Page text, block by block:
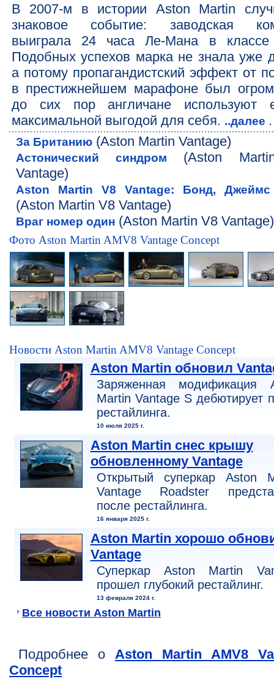
В 2007-м в истории Aston Martin
знаковое событие: заводская
выиграла 24 часа Ле-Мана в классе
Подобных успехов марка не знала уже
а потому пропагандистский эффект от
в престижнейшем марафоне был
до сих пор англичане используют
максимальной выгодой для себя. ..далее .
За Британию (Aston Martin Vantage)
Астонический синдром
(Aston
Vantage)
Aston Martin V8 Vantage: Бонд,
(Aston Martin V8 Vantage)
Враг номер один (Aston Martin V8 Vantage)
Фото Aston Martin AMV8 Vantage Concept
Новости Aston Martin AMV8 Vantage Concept
Aston Martin обновил
Заряженная модификация
Martin Vantage S дебютирует
рестайлинга.
10 июля 2025 г.
Aston Martin снес крышу
обновленному Vantage
Открытый суперкар Aston
Vantage Roadster
после рестайлинга.
16 января 2025 г.
Aston Martin хорошо
Vantage
Суперкар Aston Martin
прошел глубокий рестайлинг.
13 февраля 2024 г.
Все новости Aston Martin
Подробнее о Aston Martin AMV8
Concept